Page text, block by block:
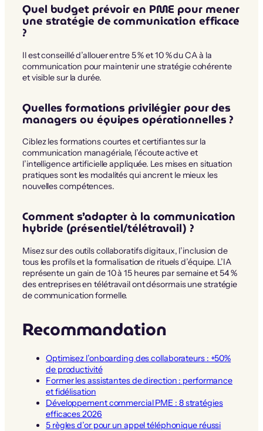
Quel budget prévoir en PME pour mener
une stratégie de communication efficace
?
Il est conseillé d’allouer entre 5 % et 10 % du CA à la
communication pour maintenir une stratégie cohérente
et visible sur la durée.
Quelles formations privilégier pour des
managers ou équipes opérationnelles ?
Ciblez les formations courtes et certifiantes sur la
communication managériale, l’écoute active et
l’intelligence artificielle appliquée. Les mises en situation
pratiques sont les modalités qui ancrent le mieux les
nouvelles compétences.
Comment s’adapter à la communication
hybride (présentiel/télétravail) ?
Misez sur des outils collaboratifs digitaux, l’inclusion de
tous les profils et la formalisation de rituels d’équipe. L’IA
représente un gain de 10 à 15 heures par semaine et 54 %
des entreprises en télétravail ont désormais une stratégie
de communication formelle.
Recommandation
Optimisez l’onboarding des collaborateurs : +50%
de productivité
Former les assistantes de direction : performance
et fidélisation
Développement commercial PME : 8 stratégies
efficaces 2026
5 règles d’or pour un appel téléphonique réussi